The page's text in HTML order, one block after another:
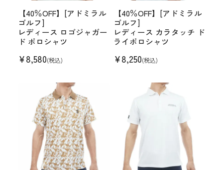
【40％OFF】[アドミラル
ゴルフ]
レディース ロゴジャガー
ド ポロシャツ
¥8,580(税込)
【40％OFF】[アドミラル
ゴルフ]
レディース カラタッチ ド
ライポロシャツ
¥8,250(税込)